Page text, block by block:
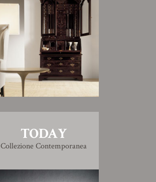
TODAY
Collezione Contemporanea